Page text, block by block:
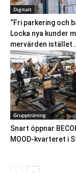
Digitalt
“Fri parkering och
Locka nya kunder
mervärden
Gruppträning
Snart öppnar
MOOD-kvarteret i